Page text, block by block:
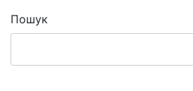
Пошук